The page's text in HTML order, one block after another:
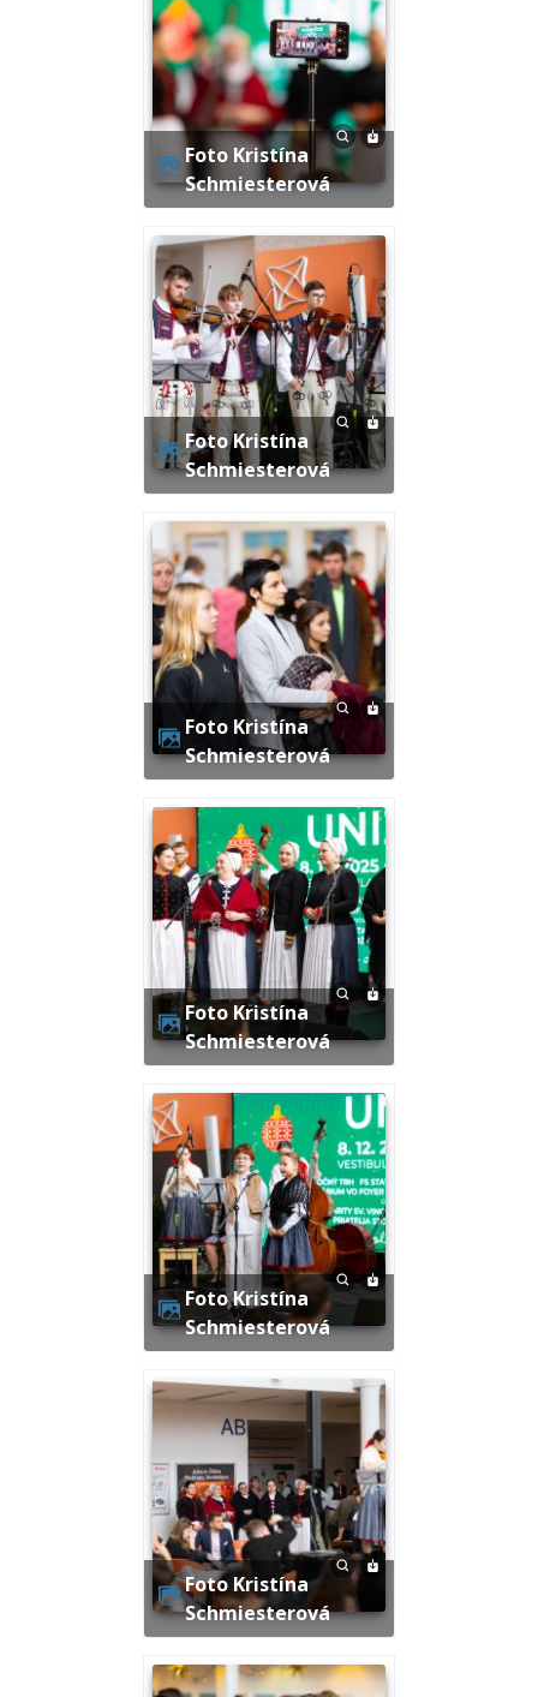
Foto Kristína
Schmiesterová
Foto Kristína
Schmiesterová
Foto Kristína
Schmiesterová
Foto Kristína
Schmiesterová
Foto Kristína
Schmiesterová
Foto Kristína
Schmiesterová